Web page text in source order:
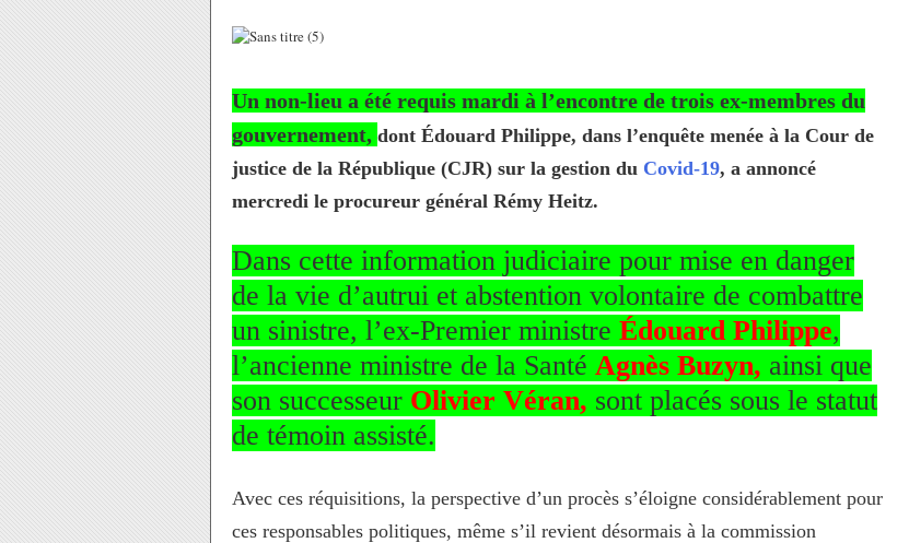
Un non-lieu a été requis mardi à l’encontre de trois ex-membres du
gouvernement, dont Édouard Philippe, dans l’enquête menée à la Cour de
justice de la République (CJR) sur la gestion du Covid-19, a annoncé
mercredi le procureur général Rémy Heitz.
Dans cette information judiciaire pour mise en danger
de la vie d’autrui et abstention volontaire de combattre
un sinistre, l’ex-Premier ministre Édouard Philippe,
l’ancienne ministre de la Santé Agnès Buzyn, ainsi que
son successeur Olivier Véran, sont placés sous le statut
de témoin assisté.
Avec ces réquisitions, la perspective d’un procès s’éloigne considérablement pour
ces responsables politiques, même s’il revient désormais à la commission